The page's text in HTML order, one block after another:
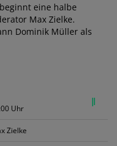
eine halbe
Max Zielke.
Dominik Müller als
Uhr
Zielke